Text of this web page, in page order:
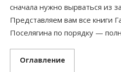
сначала нужно вырваться из
Представляем вам все книги
Поселягина по порядку —
Оглавление